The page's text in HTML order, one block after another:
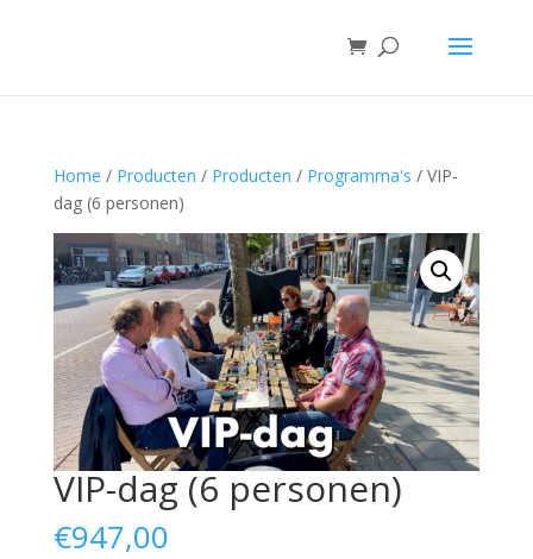
Home / Producten / Producten / Programma's / VIP-
dag (6 personen)
VIP-dag (6 personen)
€947,00